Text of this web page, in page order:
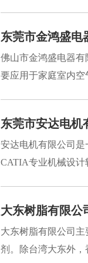
东莞市金鸿盛电
佛山市金鸿盛电器
要应用于家庭室内
东莞市安达电机
安达电机有限公司
CATIA专业机械设计
大东树脂有限公
大东树脂有限公司
剂。除台湾大东外